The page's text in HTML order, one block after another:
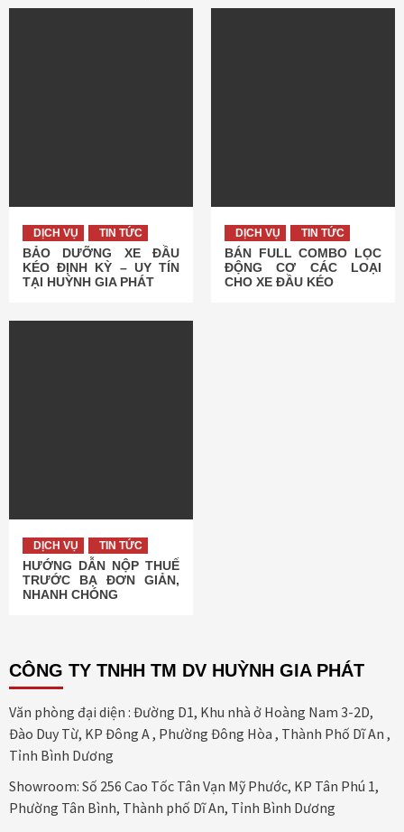
DỊCH VỤ TIN TỨC
BẢO DƯỠNG XE ĐẦU
KÉO ĐỊNH KỲ – UY TÍN
TẠI HUỲNH GIA PHÁT
DỊCH VỤ TIN TỨC
BÁN FULL COMBO LỌC
ĐỘNG CƠ CÁC LOẠI
CHO XE ĐẦU KÉO
DỊCH VỤ TIN TỨC
HƯỚNG DẪN NỘP THUẾ
TRƯỚC BẠ ĐƠN GIẢN,
NHANH CHÓNG
CÔNG TY TNHH TM DV HUỲNH GIA PHÁT
Văn phòng đại diện : Đường D1, Khu nhà ở Hoàng Nam 3-2D,
Đào Duy Từ, KP Đông A , Phường Đông Hòa , Thành Phố Dĩ An ,
Tỉnh Bình Dương
Showroom: Số 256 Cao Tốc Tân Vạn Mỹ Phước, KP Tân Phú 1,
Phường Tân Bình, Thành phố Dĩ An, Tỉnh Bình Dương